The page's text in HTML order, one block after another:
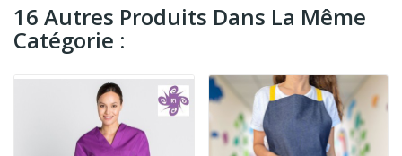
16 Autres Produits Dans La Même
Catégorie :